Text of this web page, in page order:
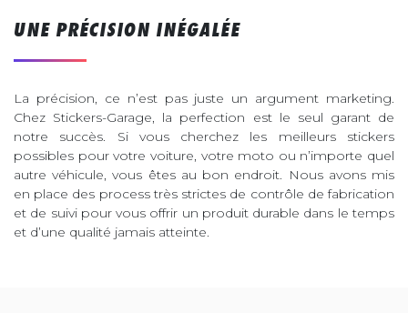
UNE PRÉCISION INÉGALÉE
La précision, ce n’est pas juste un argument marketing.
Chez Stickers-Garage, la perfection est le seul garant de
notre succès. Si vous cherchez les meilleurs stickers
possibles pour votre voiture, votre moto ou n’importe quel
autre véhicule, vous êtes au bon endroit. Nous avons mis
en place des process très strictes de contrôle de fabrication
et de suivi pour vous offrir un produit durable dans le temps
et d’une qualité jamais atteinte.